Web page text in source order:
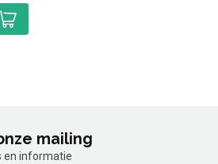
mailing
en informatie